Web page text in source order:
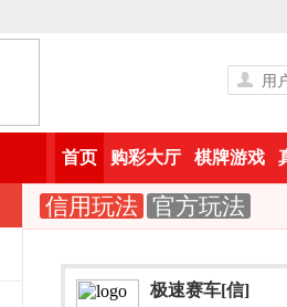
首页 购彩大厅 棋牌游戏